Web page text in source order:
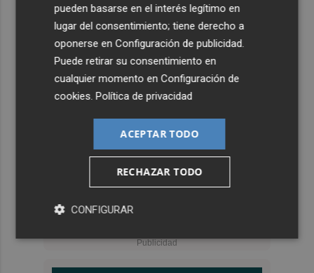
pueden basarse en el interés legítimo en
lugar del consentimiento; tiene derecho a
oponerse enConfiguración de publicidad.
Puede retirar su consentimiento en
cualquier momento enConfiguración de
cookies.Política de privacidad
ACEPTAR TODO
RECHAZAR TODO
CONFIGURAR